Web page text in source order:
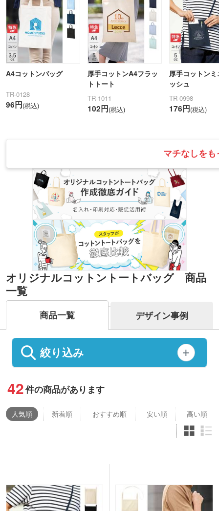
A4コットンバッグ
TR-0128
96円(税込)
厚手コットンA4フラッ
トトート
TR-1011
102円(税込)
厚手コットン
ッシュ
TR-0998
176円(税込)
マチなしを
オリジナルコットントートバッグ 商品
一覧
商品一覧 デザイン事例
絞り込み
42件の商品があります
人気順 新着順 おすすめ順 安い順 高い順